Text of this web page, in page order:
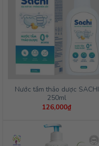
Nước tắm thảo dược SACHI
250ml
126,000₫